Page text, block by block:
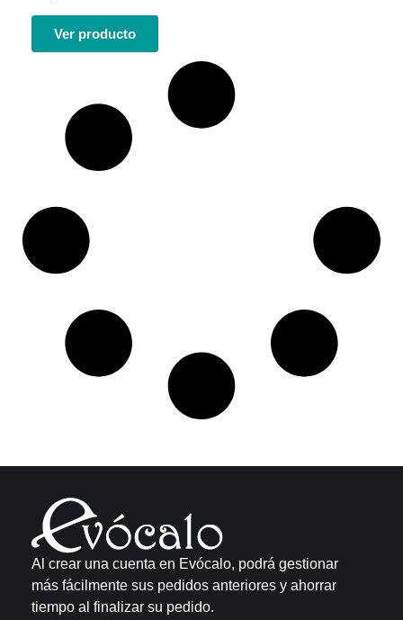
Ver producto
Al crear una cuenta en Evócalo, podrá gestionar
más fácilmente sus pedidos anteriores y ahorrar
tiempo al finalizar su pedido.